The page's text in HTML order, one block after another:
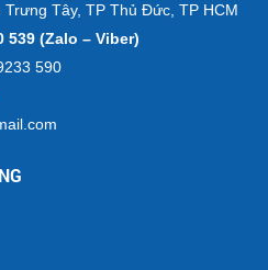
Trưng Tây, TP Thủ Đức, TP HCM
539 (Zalo – Viber)
590